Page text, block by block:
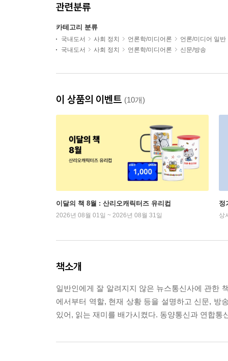
관련분류
카테고리 분류
국내도서 사회 정치 언론학/미디어론
언론/미디어 일반
국내도서
사회 정치 언론학/미디어론 신문/방송
이 상품의 이벤트 (10개)
이달의 책 8월 : 산리오캐릭터즈 유리컵
2026년 08월 01일 ~ 2026년 08월 31일
정
상
책소개
일반인에게 잘 알려지지 않은 뉴스통신사에 관한
에서부터 역할, 현재 상황 등을 설명하고 신문, 방
있어, 읽는 재미를 배가시켰다. 동양통신과 연합